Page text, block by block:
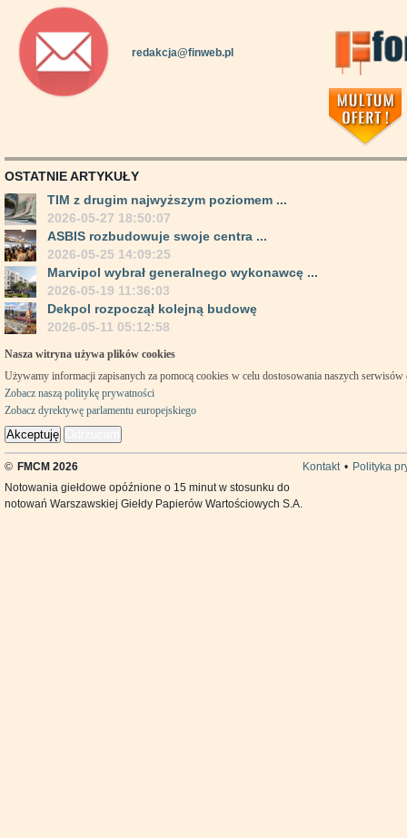
redakcja@finweb.pl
OSTATNIE ARTYKUŁY
TIM z drugim najwyższym poziomem ...
2026-05-27 18:50:07
ASBIS rozbudowuje swoje centra ...
2026-05-25 14:09:25
Marvipol wybrał generalnego wykonawcę ...
2026-05-19 11:36:03
Dekpol rozpoczął kolejną budowę
2026-05-11 05:12:58
Nasza witryna używa plików cookies
Używamy informacji zapisanych za pomocą cookies w celu dostosowania naszych
Zobacz naszą politykę prywatności
Zobacz dyrektywę parlamentu europejskiego
Akceptuję
© FMCM 2026 Kontakt • Polityka
Notowania giełdowe opóźnione o 15 minut w stosunku do
notowań Warszawskiej Giełdy Papierów Wartościowych S.A.